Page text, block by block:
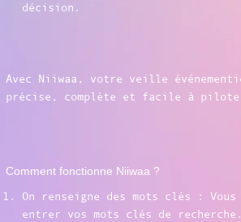
décision.
Avec Niiwaa, votre veille
précise, complète et facile à
Comment fonctionne Niiwaa ?
On renseigne des mots clés : Vous
entrer vos mots clés de recherche.